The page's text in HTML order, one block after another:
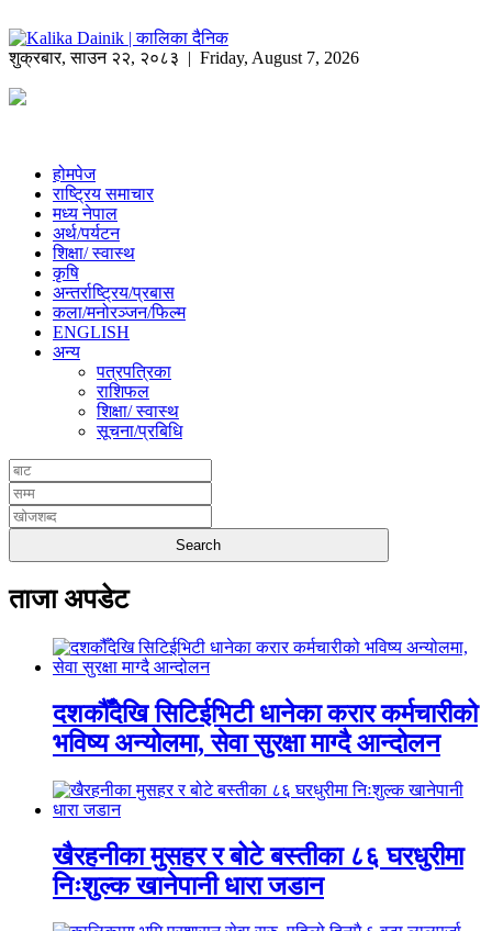
शुक्रबार,साउन २२, २०८३ | Friday, August 7, 2026
होमपेज
राष्ट्रिय समाचार
मध्य नेपाल
अर्थ/पर्यटन
शिक्षा/ स्वास्थ
कृषि
अन्तर्राष्ट्रिय/प्रबास
कला/मनोरञ्जन/फिल्म
ENGLISH
अन्य
पत्रपत्रिका
राशिफल
शिक्षा/ स्वास्थ
सूचना/प्रबिधि
ताजा अपडेट
दशकौँदेखि सिटिईभिटी धानेका करार कर्मचारीको
भविष्य अन्योलमा, सेवा सुरक्षा माग्दै आन्दोलन
खैरहनीका मुसहर र बोटे बस्तीका ८६ घरधुरीमा
निःशुल्क खानेपानी धारा जडान